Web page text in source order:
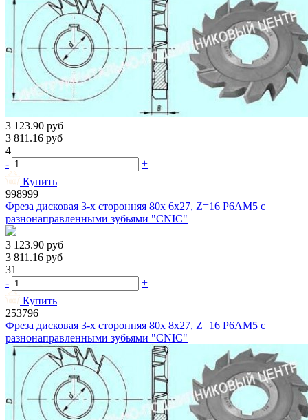
3 123.90 руб
3 811.16 руб
4
-
+
Купить
998999
Фреза дисковая 3-х сторонняя 80х 6х27, Z=16 Р6АМ5 с
разнонаправленными зубьями "CNIC"
3 123.90 руб
3 811.16 руб
31
-
+
Купить
253796
Фреза дисковая 3-х сторонняя 80х 8х27, Z=16 Р6АМ5 с
разнонаправленными зубьями "CNIC"